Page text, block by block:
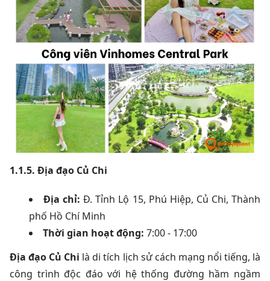
1.1.5. Địa đạo Củ Chi
Địa chỉ:Đ. Tỉnh Lộ 15, Phú Hiệp, Củ Chi, Thành
phố Hồ Chí Minh
Thời gian hoạt động: 7:00 - 17:00
Địa đạo Củ Chi là di tích lịch sử cách mạng nổi tiếng, là
công trình độc đáo với hệ thống đường hầm ngầm